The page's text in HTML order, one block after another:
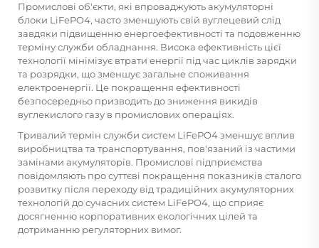
Промислові об'єкти, які впроваджують акумуляторні
блоки LiFePO4, часто зменшують свій вуглецевий слід
завдяки підвищенню енергоефективності та подовженню
терміну служби обладнання. Висока ефективність цієї
технології мінімізує втрати енергії під час циклів зарядки
та розрядки, що зменшує загальне споживання
електроенергії. Це покращення ефективності
безпосередньо призводить до зниження викидів
вуглекислого газу в промислових операціях.
Тривалий термін служби систем LiFePO4 зменшує вплив
виробництва та транспортування, пов'язаний із частими
замінами акумуляторів. Промислові підприємства
повідомляють про суттєві покращення показників сталого
розвитку після переходу від традиційних акумуляторних
технологій до сучасних систем LiFePO4, що сприяє
досягненню корпоративних екологічних цілей та
дотриманню регуляторних вимог.